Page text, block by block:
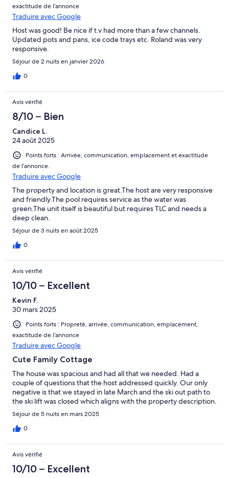
exactitude de l’annonce
Traduire avec Google
Host was good! Be nice if t.v had more than a few channels.
Updated pots and pans, ice code trays etc. Roland was very
responsive.
Séjour de 2 nuits en janvier 2026
0
Avis vérifié
8/10 – Bien
Candice L.
24 août 2025
Points forts : Arrivée, communication, emplacement et exactitude
de l’annonce.
Traduire avec Google
The property and location is great.The host are very responsive
and friendly.The pool requires service as the water was
green.The unit itself is beautiful but requires TLC and needs a
deep clean.
Séjour de 3 nuits en août 2025
0
Avis vérifié
10/10 – Excellent
Kevin F.
30 mars 2025
Points forts : Propreté, arrivée, communication, emplacement,
exactitude de l’annonce
Traduire avec Google
Cute Family Cottage
The house was spacious and had all that we needed. Had a
couple of questions that the host addressed quickly. Our only
negative is that we stayed in late March and the ski out path to
the ski lift was closed which aligns with the property description.
Séjour de 5 nuits en mars 2025
0
Avis vérifié
10/10 – Excellent